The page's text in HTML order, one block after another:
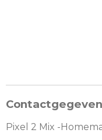
Pixel 2 Mix -